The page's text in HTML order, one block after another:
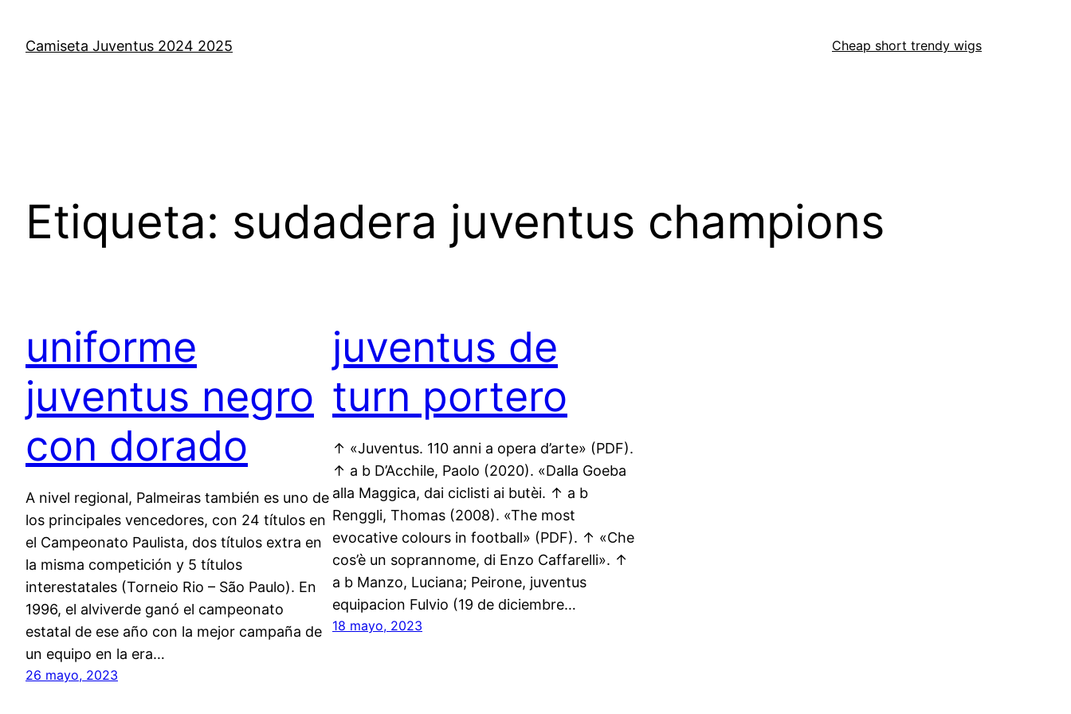
contenido
Camiseta Juventus 2024 2025 Cheap short trendy wigs
Etiqueta: sudadera juventus champions
uniforme
juventus negro
con dorado
A nivel regional, Palmeiras también es uno de
los principales vencedores, con 24 títulos en
el Campeonato Paulista, dos títulos extra en
la misma competición y 5 títulos
interestatales (Torneio Rio – São Paulo). En
1996, el alviverde ganó el campeonato
estatal de ese año con la mejor campaña de
un equipo en la era…
26 mayo, 2023
juventus de
turn portero
↑ «Juventus. 110 anni a opera d’arte» (PDF).
↑ a b D’Acchile, Paolo (2020). «Dalla Goeba
alla Maggica, dai ciclisti ai butèi. ↑ a b
Renggli, Thomas (2008). «The most
evocative colours in football» (PDF). ↑ «Che
cos’è un soprannome, di Enzo Caffarelli». ↑
a b Manzo, Luciana; Peirone, juventus
equipacion Fulvio (19 de diciembre…
18 mayo, 2023